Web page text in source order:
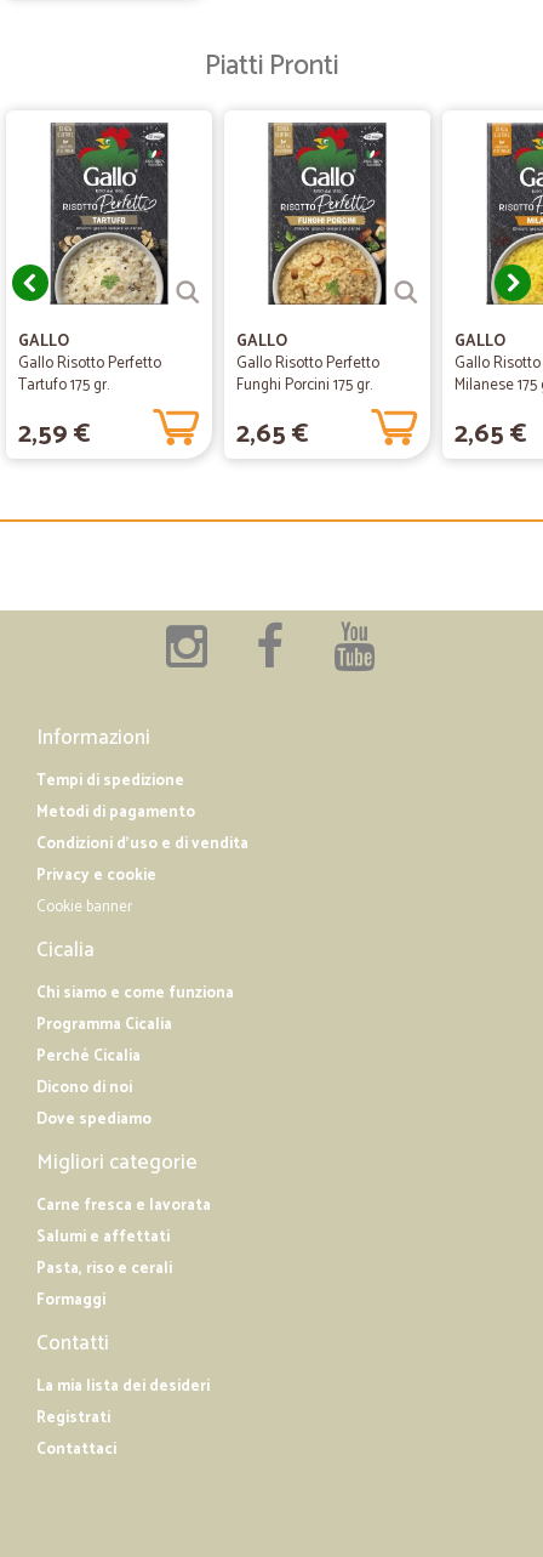
Piatti Pronti
GALLO
Gallo Risotto Perfetto
Tartufo 175 gr.
2,59 €
GALLO
Gallo Risotto Perfetto
Funghi Porcini 175 gr.
2,65 €
GALLO
Gallo
Milanese 175
2,65 €
Informazioni
Tempi di spedizione
Metodi di pagamento
Condizioni d'uso e di vendita
Privacy e cookie
Cookie banner
Cicalia
Chi siamo e come funziona
Programma Cicalia
Perché Cicalia
Dicono di noi
Dove spediamo
Migliori categorie
Carne fresca e lavorata
Salumi e affettati
Pasta, riso e cerali
Formaggi
Contatti
La mia lista dei desideri
Registrati
Contattaci